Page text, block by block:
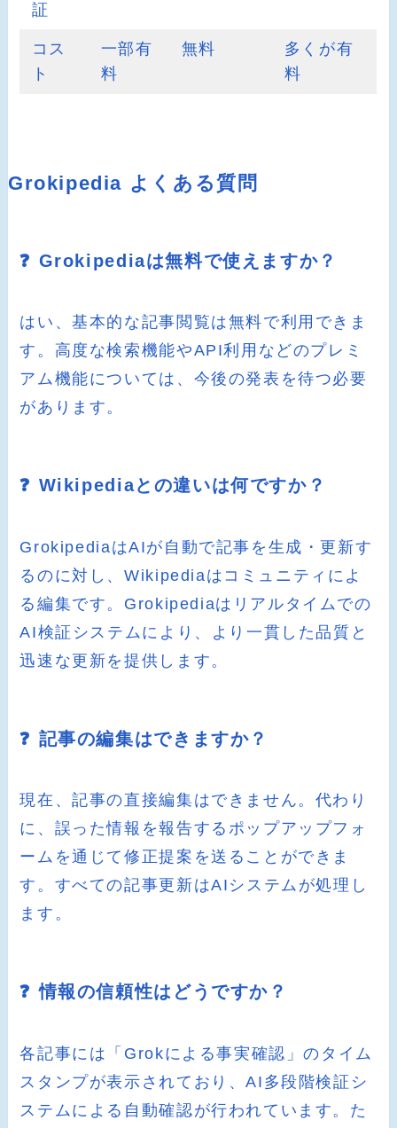
証
コス
ト
一部有
料
無料
多くが有
料
Grokipedia よくある質問
❓ Grokipediaは無料で使えますか？
はい、基本的な記事閲覧は無料で利用できま
す。高度な検索機能やAPI利用などのプレミ
アム機能については、今後の発表を待つ必要
があります。
❓ Wikipediaとの違いは何ですか？
GrokipediaはAIが自動で記事を生成・更新す
るのに対し、Wikipediaはコミュニティによ
る編集です。Grokipediaはリアルタイムでの
AI検証システムにより、より一貫した品質と
迅速な更新を提供します。
❓ 記事の編集はできますか？
現在、記事の直接編集はできません。代わり
に、誤った情報を報告するポップアップフォ
ームを通じて修正提案を送ることができま
す。すべての記事更新はAIシステムが処理し
ます。
❓ 情報の信頼性はどうですか？
各記事には「Grokによる事実確認」のタイム
スタンプが表示されており、AI多段階検証シ
ステムによる自動確認が行われています。た